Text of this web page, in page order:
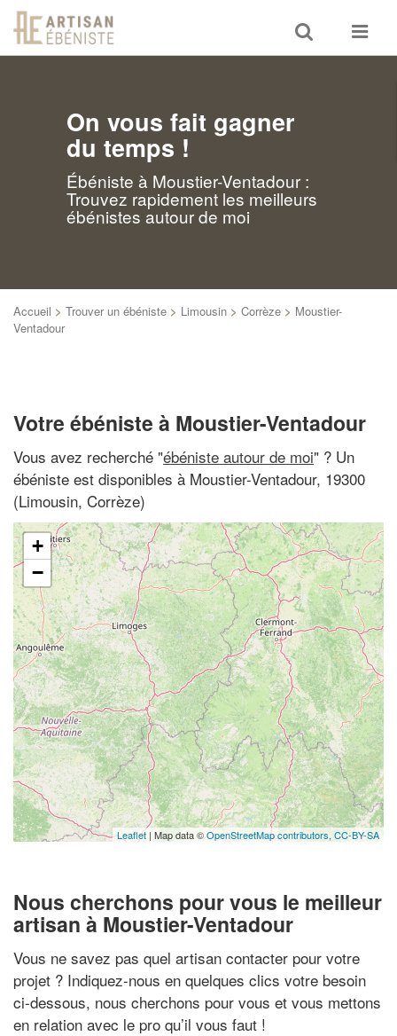
Toggle
search
Toggle
On vous fait gagner
du temps !
Ébéniste à Moustier-Ventadour :
Trouvez rapidement les meilleurs
ébénistes autour de moi
Accueil > Trouver un ébéniste > Limousin > Corrèze > Moustier-
Ventadour
Votre ébéniste à Moustier-Ventadour
Vous avez recherché "ébéniste autour de moi" ? Un
ébéniste est disponibles à Moustier-Ventadour, 19300
(Limousin, Corrèze)
+
−
Leaflet | Map data ©OpenStreetMap contributors, CC-BY-SA
Nous cherchons pour vous le meilleur
artisan à Moustier-Ventadour
Vous ne savez pas quel artisan contacter pour votre
projet ? Indiquez-nous en quelques clics votre besoin
ci-dessous, nous cherchons pour vous et vous mettons
en relation avec le pro qu’il vous faut !